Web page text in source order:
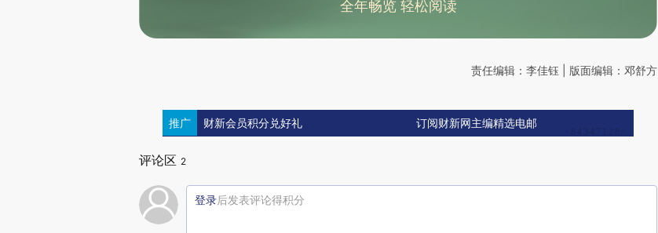
全年畅览 轻松阅读
责任编辑：李佳钰 | 版面编辑：邓舒方
推广 财新会员积分兑好礼 订阅财新网主编精选电邮
评论区 2
登录后发表评论得积分